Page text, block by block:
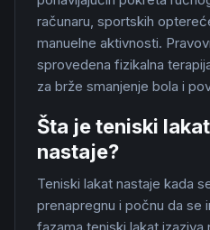
računaru, sportskih
manuelne aktivnosti.
sprovedena fizikalna
za brže smanjenje bola i
Šta je teniski
nastaje?
Teniski lakat nastaje kada
prenapregnu i počnu da se